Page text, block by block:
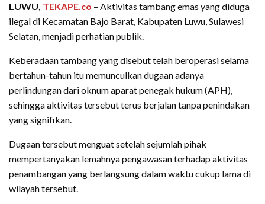
LUWU, TEKAPE.co – Aktivitas tambang emas yang diduga
ilegal di Kecamatan Bajo Barat, Kabupaten Luwu, Sulawesi
Selatan, menjadi perhatian publik.
Keberadaan tambang yang disebut telah beroperasi selama
bertahun-tahun itu memunculkan dugaan adanya
perlindungan dari oknum aparat penegak hukum (APH),
sehingga aktivitas tersebut terus berjalan tanpa penindakan
yang signifikan.
Dugaan tersebut menguat setelah sejumlah pihak
mempertanyakan lemahnya pengawasan terhadap aktivitas
penambangan yang berlangsung dalam waktu cukup lama di
wilayah tersebut.